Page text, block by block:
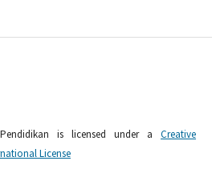
is licensed under aCreative
License